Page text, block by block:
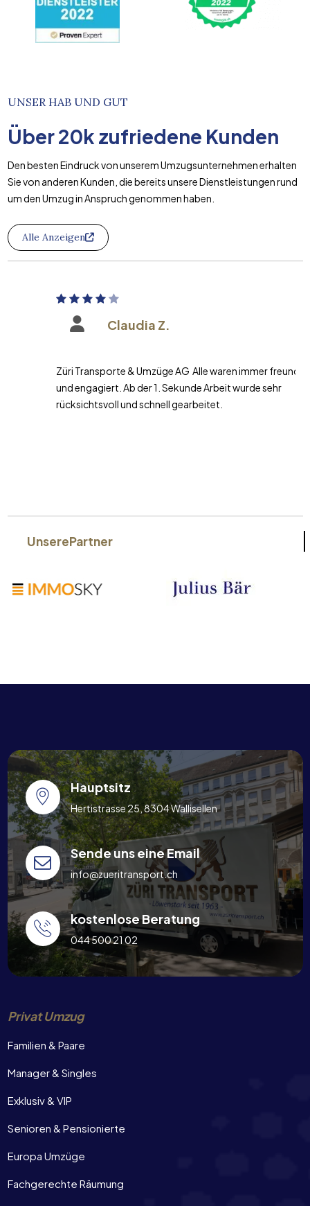
UNSER HAB UND GUT
Über20k zufriedene Kunden
Den besten Eindruck von unserem Umzugsunternehmen erhalten
Sie von anderen Kunden, die bereits unsere Dienstleistungen rund
um den Umzug in Anspruch genommen haben.
Alle Anzeigen
Claudia Z.
Züri Transporte & Umzüge AG Alle waren immer freundlich
und engagiert. Ab der 1. Sekunde Arbeit wurde sehr
rücksichtsvoll und schnell gearbeitet.
UnserePartner
Hauptsitz
Hertistrasse 25, 8304 Wallisellen
Sende uns eine Email
info@zueritransport.ch
kostenlose Beratung
044 500 21 02
Privat Umzug
Familien & Paare
Manager & Singles
Exklusiv & VIP
Senioren & Pensionierte
Europa Umzüge
Fachgerechte Räumung